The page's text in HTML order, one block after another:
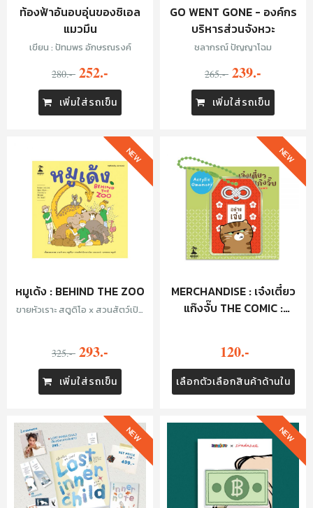
ท้องฟ้าอันอบอุ่นของชิเอล
แมวมึน
เขียน : ปัทมพร อักษรณรงค์
280.- 252.-
เพิ่มใส่รถเข็น
GO WENT GONE - องค์กร
บริหารส่วนจังหวะ
ชลากรณ์ ปัญญาโฉม
265.- 239.-
เพิ่มใส่รถเข็น
หมูเด้ง : BEHIND THE ZOO
ขายหัวเราะ สตูดิโอ x สวนสัตว์เปิด
325.- 293.-
เพิ่มใส่รถเข็น
NEW
MERCHANDISE : เจ๋งเตี๋ยว
แก๊งจั๊บ THE COMIC :
120.-
เลือกตัวเลือกสินค้าด้านใน
NEW
NEW NEW